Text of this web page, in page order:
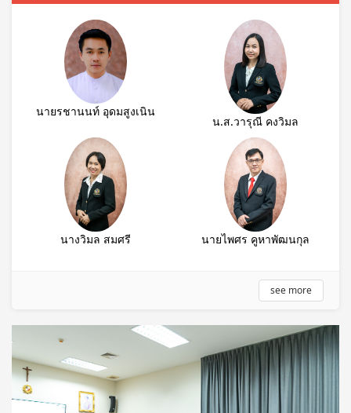
นายรชานนท์ อุดมสูงเนิน
น.ส.วารุณี คงวิมล
นางวิมล สมศรี นายไพศร คูหาพัฒนกุล
see more